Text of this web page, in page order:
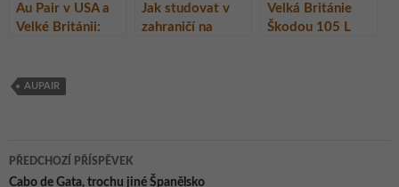
Au Pair v USA a
Velké Británii:
vědět – 2. část
Jak studovat v
zahraničí na
Velká Británie
Škodou 105 L
AUPAIR
Navigace
PŘEDCHOZÍ PŘÍSPĚVEK
Cabo de Gata, trochu jiné Španělsko